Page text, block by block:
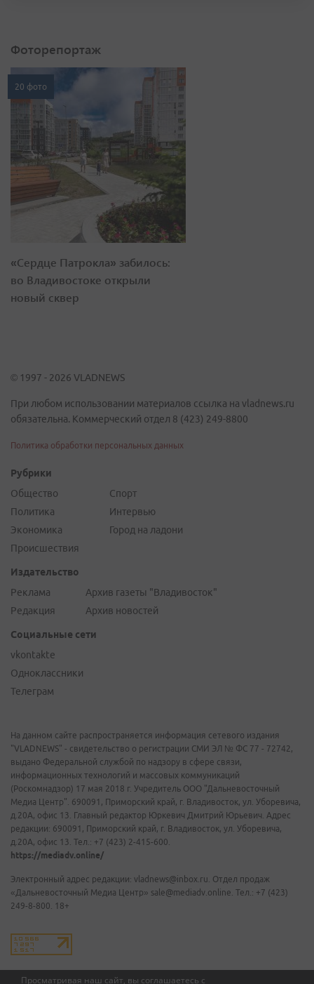
Просматривая наш сайт, вы соглашаетесь с
Фоторепортаж
20 фото
«Сердце Патрокла» забилось:
во Владивостоке открыли
новый сквер
© 1997 - 2026 VLADNEWS
При любом использовании материалов ссылка на vladnews.ru
обязательна. Коммерческий отдел 8 (423) 249-8800
Политика обработки персональных данных
Рубрики
Общество
Политика
Экономика
Происшествия
Спорт
Интервью
Город на ладони
Издательство
Реклама
Редакция
Архив газеты "Владивосток"
Архив новостей
Социальные сети
vkontakte
Одноклассники
Телеграм
На данном сайте распространяется информация сетевого издания
"VLADNEWS" - свидетельство о регистрации СМИ ЭЛ № ФС 77 - 72742,
выдано Федеральной службой по надзору в сфере связи,
информационных технологий и массовых коммуникаций
(Роскомнадзор) 17 мая 2018 г. Учредитель ООО "Дальневосточный
Медиа Центр". 690091, Приморский край, г. Владивосток, ул. Уборевича,
д.20А, офис 13. Главный редактор Юркевич Дмитрий Юрьевич. Адрес
редакции: 690091, Приморский край, г. Владивосток, ул. Уборевича,
д.20А, офис 13. Тел.: +7 (423) 2-415-600.
https://mediadv.online/
Электронный адрес редакции: vladnews@inbox.ru. Отдел продаж
«Дальневосточный Медиа Центр» sale@mediadv.online. Тел.: +7 (423)
249-8-800. 18+